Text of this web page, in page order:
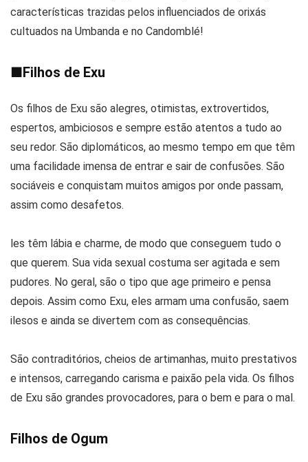
características trazidas pelos influenciados de orixás
cultuados na Umbanda e no Candomblé!
■Filhos de Exu
Os filhos de Exu são alegres, otimistas, extrovertidos,
espertos, ambiciosos e sempre estão atentos a tudo ao
seu redor. São diplomáticos, ao mesmo tempo em que têm
uma facilidade imensa de entrar e sair de confusões. São
sociáveis e conquistam muitos amigos por onde passam,
assim como desafetos.
les têm lábia e charme, de modo que conseguem tudo o
que querem. Sua vida sexual costuma ser agitada e sem
pudores. No geral, são o tipo que age primeiro e pensa
depois. Assim como Exu, eles armam uma confusão, saem
ilesos e ainda se divertem com as consequências.
São contraditórios, cheios de artimanhas, muito prestativos
e intensos, carregando carisma e paixão pela vida. Os filhos
de Exu são grandes provocadores, para o bem e para o mal.
Filhos de Ogum